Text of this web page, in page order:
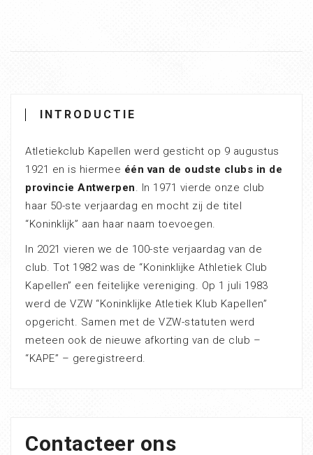
INTRODUCTIE
Atletiekclub Kapellen werd gesticht op 9 augustus
1921 en is hiermee één van de oudste clubs in de
provincie Antwerpen. In 1971 vierde onze club
haar 50-ste verjaardag en mocht zij de titel
“Koninklijk” aan haar naam toevoegen.
In 2021 vieren we de 100-ste verjaardag van de
club. Tot 1982 was de “Koninklijke Athletiek Club
Kapellen” een feitelijke vereniging. Op 1 juli 1983
werd de VZW “Koninklijke Atletiek Klub Kapellen”
opgericht. Samen met de VZW-statuten werd
meteen ook de nieuwe afkorting van de club –
“KAPE” – geregistreerd.
Contacteer ons